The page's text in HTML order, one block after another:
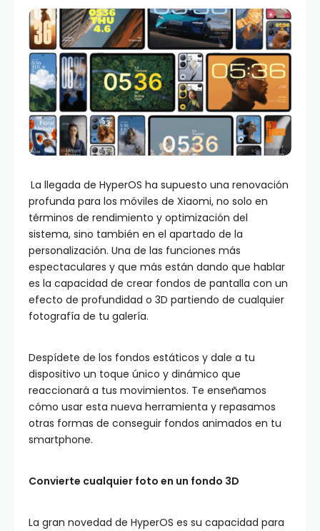
La llegada de HyperOS ha supuesto una renovación
profunda para los móviles de Xiaomi, no solo en
términos de rendimiento y optimización del
sistema, sino también en el apartado de la
personalización. Una de las funciones más
espectaculares y que más están dando que hablar
es la capacidad de crear fondos de pantalla con un
efecto de profundidad o 3D partiendo de cualquier
fotografía de tu galería.
Despídete de los fondos estáticos y dale a tu
dispositivo un toque único y dinámico que
reaccionará a tus movimientos. Te enseñamos
cómo usar esta nueva herramienta y repasamos
otras formas de conseguir fondos animados en tu
smartphone.
Convierte cualquier foto en un fondo 3D
La gran novedad de HyperOS es su capacidad para